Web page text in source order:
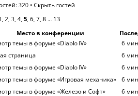
320 • Скрыть гостей
, 2, 3, 4, 5, 6, 7, 8 ... 13
Место в конференции
темы в форуме «Diablo IV»
6
страница
6
темы в форуме «Diablo IV»
6
темы в форуме «Игровая механика»
6
темы в форуме «Железо и Софт»
6